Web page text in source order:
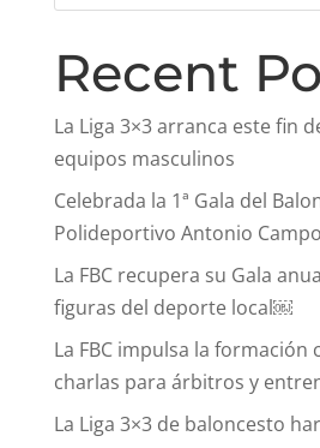
Recent
La Liga 3×3 arranca este fin
equipos masculinos
Celebrada la 1ª Gala del
Polideportivo Antonio
La FBC recupera su Gala
figuras del deporte local￼
La FBC impulsa la formación
charlas para árbitros y
La Liga 3×3 de baloncesto